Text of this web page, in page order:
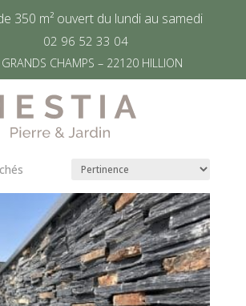
350 m² ouvert du lundi au samedi
02 96 52 33 04
CHAMPS – 22120 HILLION
Taille/Pièce plate : 55 * 20 cm
: 55 * 20 cm I
4 cm